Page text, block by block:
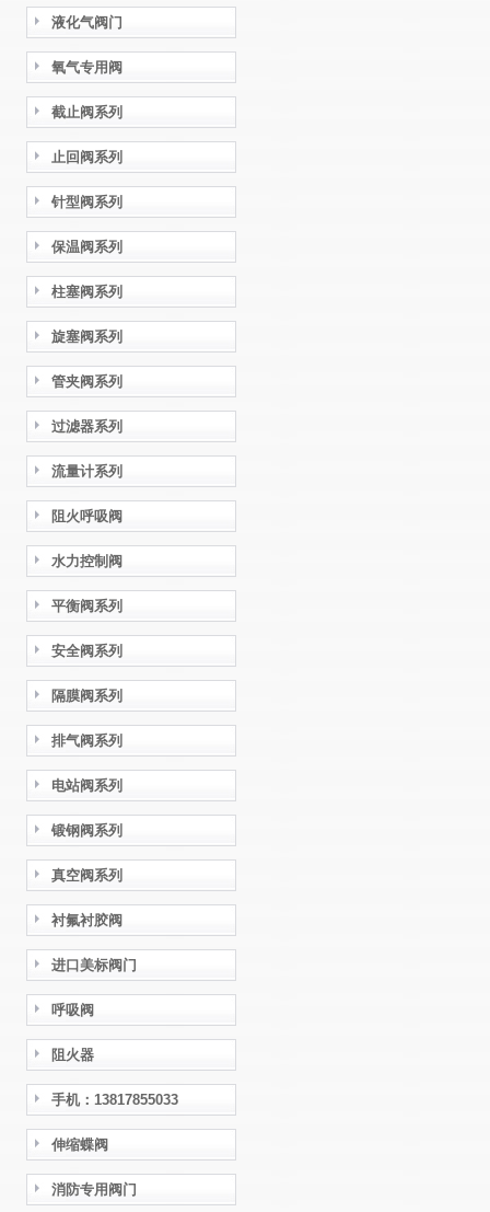
液化气阀门
氧气专用阀
截止阀系列
止回阀系列
针型阀系列
保温阀系列
柱塞阀系列
旋塞阀系列
管夹阀系列
过滤器系列
流量计系列
阻火呼吸阀
水力控制阀
平衡阀系列
安全阀系列
隔膜阀系列
排气阀系列
电站阀系列
锻钢阀系列
真空阀系列
衬氟衬胶阀
进口美标阀门
呼吸阀
阻火器
手机：13817855033
伸缩蝶阀
消防专用阀门